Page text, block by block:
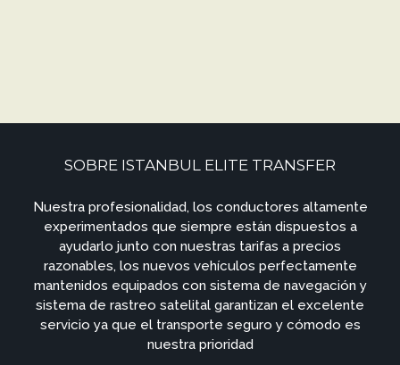
SOBRE ISTANBUL ELITE TRANSFER
Nuestra profesionalidad, los conductores altamente
experimentados que siempre están dispuestos a
ayudarlo junto con nuestras tarifas a precios
razonables, los nuevos vehículos perfectamente
mantenidos equipados con sistema de navegación y
sistema de rastreo satelital garantizan el excelente
servicio ya que el transporte seguro y cómodo es
nuestra prioridad